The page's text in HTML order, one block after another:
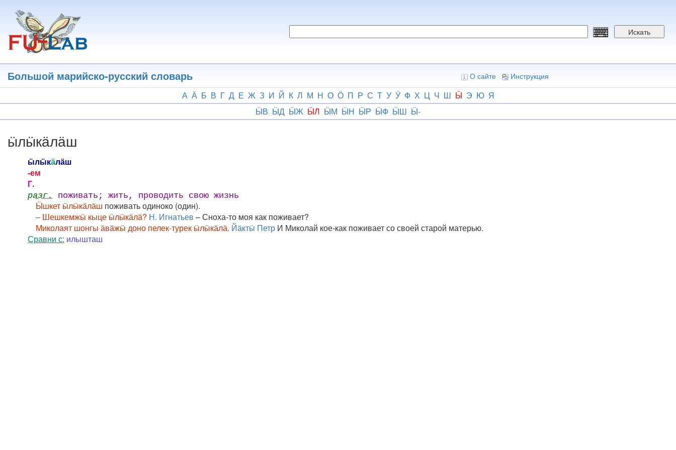
основному
содержанию
Искать
Большой марийско-русский словарь О сайте Инструкция
А Ӓ Б В Г Д Е Ж З И Й К Л М Н О Ӧ П Р С Т У Ӱ Ф Х Ц Ч Ш Ӹ Э Ю Я
ӸВ ӸД ӸЖ ӸЛ ӸМ ӸН ӸР ӸФ ӸШ Ӹ-
ӹлӹкӓлӓш
ӹлӹкӓлӓш
-ем
Г.
разг. поживать; жить, проводить свою жизнь
Ӹшкет ӹлӹкӓлӓш поживать одиноко (один).
– Шешкемжӹ кыце ӹлӹкӓлӓ? Н. Игнатьев – Сноха-то моя как поживает?
Миколаят шонгы ӓвӓжӹ доно пелек-турек ӹлӹкӓлӓ. Йӓктӹ Петр И Миколай кое-как поживает со своей старой матерью.
Сравни с: илышташ